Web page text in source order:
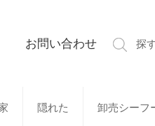
お問い合わせ 探
隠れた 卸売シーフ